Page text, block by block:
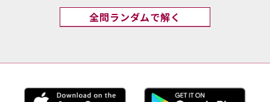
全問ランダムで解く